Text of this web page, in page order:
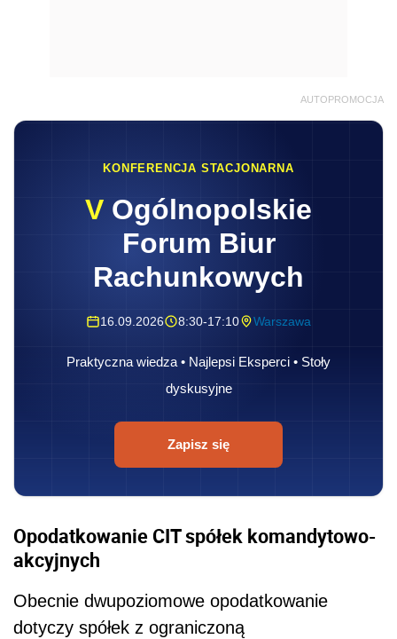
AUTOPROMOCJA
KONFERENCJA STACJONARNA
V Ogólnopolskie
Forum Biur
Rachunkowych
16.09.2026 8:30-17:10 Warszawa
Praktyczna wiedza • Najlepsi Eksperci • Stoły
dyskusyjne
Zapisz się
Opodatkowanie CIT spółek komandytowo-
akcyjnych
Obecnie dwupoziomowe opodatkowanie
dotyczy spółek z ograniczoną